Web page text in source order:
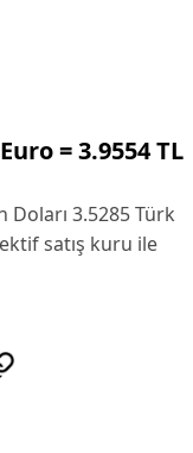
= 3.9554 TL
3.5285 Türk
satış kuru ile